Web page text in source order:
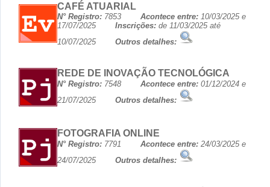
CAFÉ ATUARIAL
N° Registro: 7853 Acontece entre: 10/03/2025 e
17/07/2025 Inscrições: de 11/03/2025 até
10/07/2025 Outros detalhes:
REDE DE INOVAÇÃO TECNOLÓGICA
N° Registro: 7548 Acontece entre: 01/12/2024 e
21/07/2025 Outros detalhes:
FOTOGRAFIA ONLINE
N° Registro: 7791 Acontece entre: 24/03/2025 e
24/07/2025 Outros detalhes: